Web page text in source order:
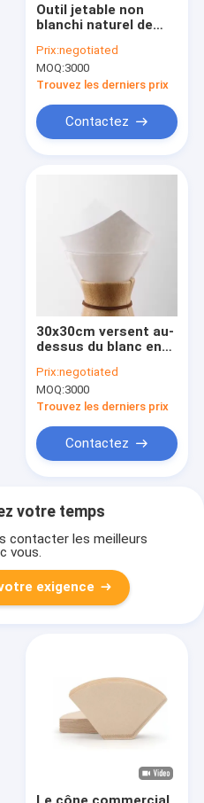
Outil jetable non
blanchi naturel de
papier filtre de café
de cône
Prix:negotiated
MOQ:3000
Trouvez les derniers prix
Contactez
30x30cm versent au-
dessus du blanc en
papier filtre de café
de Chemex de pot
Prix:negotiated
MOQ:3000
Trouvez les derniers prix
Contactez
votre temps
contacter les meilleurs
vous.
exigence